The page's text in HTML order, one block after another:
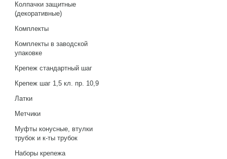
Колпачки защитные
(декоративные)
Комплекты
Комплекты в заводской
упаковке
Крепеж стандартный шаг
Крепеж шаг 1,5 кл. пр. 10,9
Латки
Метчики
Муфты конусные, втулки
трубок и к-ты трубок
Наборы крепежа